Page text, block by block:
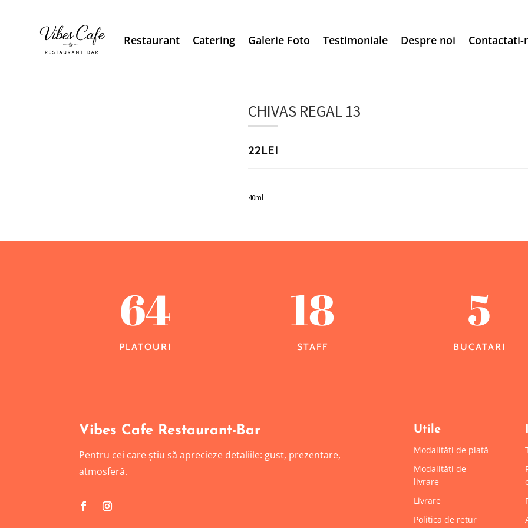
Restaurant Catering Galerie Foto Testimoniale Despre noi Contactati-
CHIVAS REGAL 13
22LEI
40ml
64
PLATOURI
18
STAFF
5
BUCATARI
Vibes Cafe Restaurant-Bar
Pentru cei care știu să aprecieze detaliile: gust, prezentare,
atmosferă.
Utile
Modalități de plată
Modalități de
livrare
Livrare
Politica de retur